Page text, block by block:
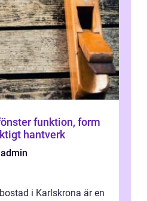
form
hantverk
admin
i Karlskrona är en